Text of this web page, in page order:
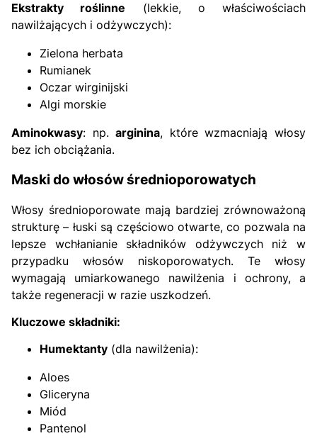
Ekstrakty roślinne (lekkie, o właściwościach
nawilżających i odżywczych):
Zielona herbata
Rumianek
Oczar wirginijski
Algi morskie
Aminokwasy: np.arginina, które wzmacniają włosy
bez ich obciążania.
Maski do włosów średnioporowatych
Włosy średnioporowate mają bardziej zrównoważoną
strukturę – łuski są częściowo otwarte, co pozwala na
lepsze wchłanianie składników odżywczych niż w
przypadku włosów niskoporowatych. Te włosy
wymagają umiarkowanego nawilżenia i ochrony, a
także regeneracji w razie uszkodzeń.
Kluczowe składniki:
Humektanty (dla nawilżenia):
Aloes
Gliceryna
Miód
Pantenol